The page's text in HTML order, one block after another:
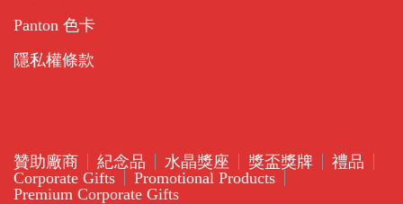
Panton 色卡
隱私權條款
贊助廠商 紀念品 水晶獎座 獎盃獎牌
禮品
Corporate Gifts
Promotional Products
Premium Corporate Gifts